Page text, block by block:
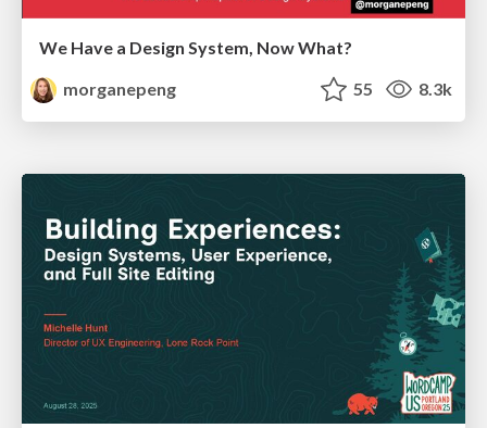
We Have a Design System, Now What?
morganepeng
55 8.3k